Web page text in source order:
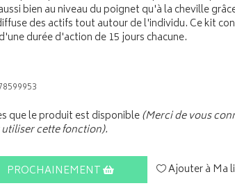
bien au niveau du poignet qu'à la cheville
des actifs tout autour de l'individu. Ce kit
durée d'action de 15 jours chacune.
que le produit est disponible(Merci de vous
cette fonction).
PROCHAINEMENT Ajouter à Ma